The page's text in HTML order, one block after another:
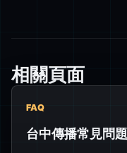
相關頁面
FAQ
台中傳播常見問題